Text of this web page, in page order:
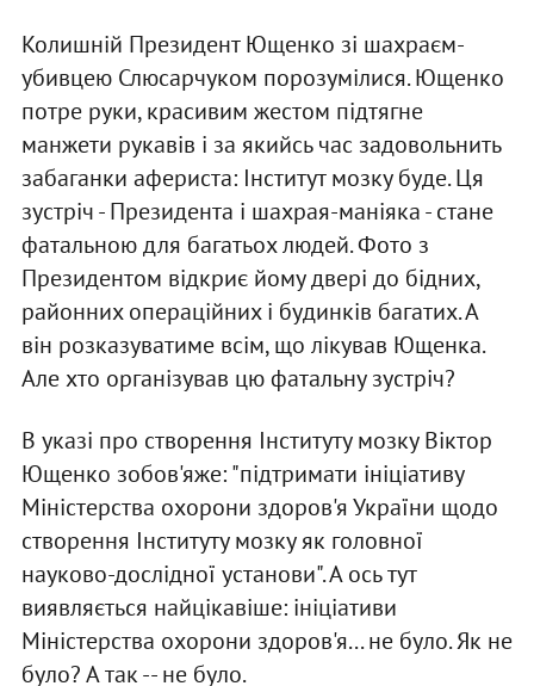
Колишнiй Президент Ющенко зi шахраєм-
убивцею Слюсарчуком порозумiлися. Ющенко
потре руки, красивим жестом пiдтягне
манжети рукавiв i за якийсь час задовольнить
забаганки афериста: Iнститут мозку буде. Ця
зустрiч - Президента i шахрая-манiяка - стане
фатальною для багатьох людей. Фото з
Президентом вiдкриє йому дверi до бiдних,
районних операцiйних i будинкiв багатих. А
вiн розказуватиме всiм, що лiкував Ющенка.
Але хто органiзував цю фатальну зустрiч?
В указi про створення Iнституту мозку Вiктор
Ющенко зобов'яже: "пiдтримати iнiцiативу
Мiнiстерства охорони здоров'я України щодо
створення Iнституту мозку як головної
науково-дослiдної установи". А ось тут
виявляється найцiкавiше: iнiцiативи
Мiнiстерства охорони здоров'я... не було. Як не
було? А так -- не було.